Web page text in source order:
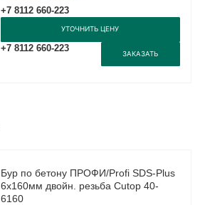
+7 8112 660-223
УТОЧНИТЬ ЦЕНУ
+7 8112 660-223
ЗАКАЗАТЬ
Бур по бетону ПРОФИ/Profi SDS-Plus
6х160мм двойн. резьба Cutop 40-
6160